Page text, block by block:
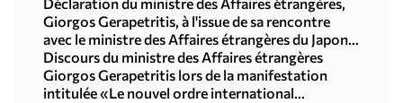
Giorgos Gerapetritis, à l'issue de sa rencontre
avec le ministre des Affaires étrangères du Japon,
Toshimitsu Motegi (Tokyo, 16.07.2026)
Discours du ministre des Affaires étrangères
Giorgos Gerapetritis lors de la manifestation
intitulée «Le nouvel ordre international